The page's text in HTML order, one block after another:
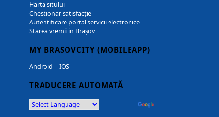
Harta sitului
Chestionar satisfacție
Autentificare portal servicii electronice
Starea vremii in Brașov
MY BRASOVCITY (MOBILEAPP)
Android | IOS
TRADUCERE AUTOMATĂ